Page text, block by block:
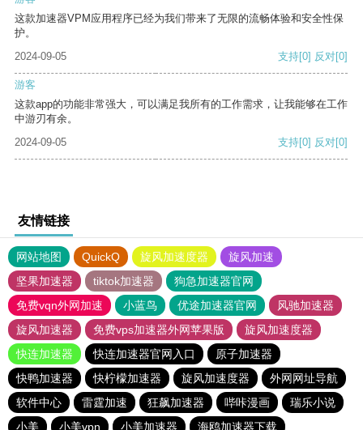
这款加速器VPM应用程序已经为我们带来了无限的流畅体验和安全性保
护。
2024-09-05
支持[0] 反对[0]
游客
这款app的功能非常强大，可以满足我所有的工作需求，让我能够在工作
中游刃有余。
2024-09-05
支持[0] 反对[0]
友情链接
网站地图 QuickQ 旋风加速度器
旋风加速
坚果加速器
tiktok加速器
狗急加速器官网
免费vqn外网加速
小蓝鸟 优途加速器官网
风驰加速器
旋风加速器
免费vps加速器外网苹果版
旋风加速度器
快连加速器
快连加速器官网入口
原子加速器
快鸭加速器
快柠檬加速器 旋风加速度器
外网网址导航
软件中心
雷霆加速 狂飙加速器 哔咔漫画
瑞乐小说
小美
小美vpn 小美加速器 海鸥加速器下载